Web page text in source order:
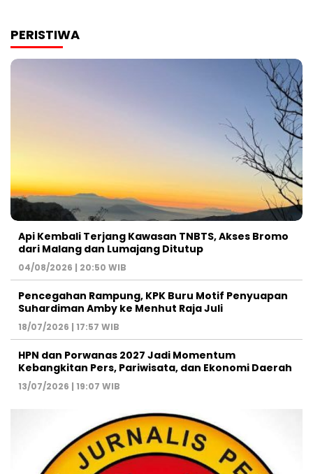
PERISTIWA
Api Kembali Terjang Kawasan TNBTS, Akses Bromo
dari Malang dan Lumajang Ditutup
04/08/2026 | 20:50 WIB
Pencegahan Rampung, KPK Buru Motif Penyuapan
Suhardiman Amby ke Menhut Raja Juli
18/07/2026 | 17:57 WIB
HPN dan Porwanas 2027 Jadi Momentum
Kebangkitan Pers, Pariwisata, dan Ekonomi Daerah
13/07/2026 | 19:07 WIB